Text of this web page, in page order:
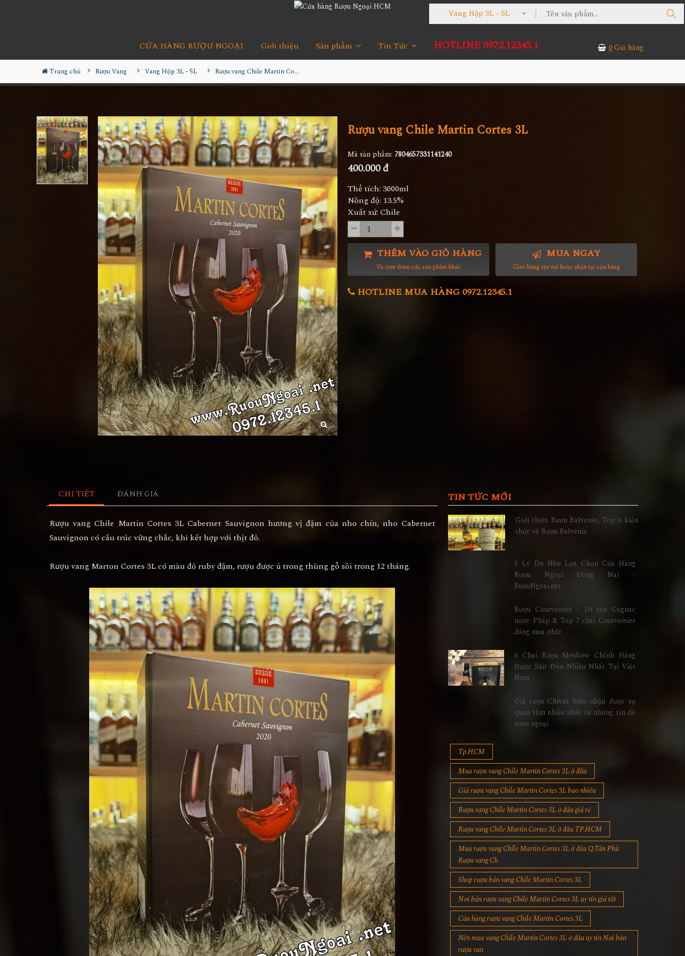
Vang Hộp 3L - 5L
CỬA HÀNG RƯỢU NGOẠI Giới thiệu Sản phẩm Tin Tức HOTLINE 0972.12345.1 0Giỏ hàng
Trang chủ Rượu Vang Vang Hộp 3L - 5L Rượu vang Chile Martin Cortes 3L
Rượu vang Chile Martin Cortes 3L
Mã sản phẩm: 7804657331141240
400.000 đ
Thể tích: 3000ml
Nồng độ: 13.5%
Xuất xứ: Chile
THÊM VÀO GIỎ HÀNG
Và xem thêm các sản phẩm khác
MUA NGAY
Giao hàng tận nơi hoặc nhận tại cửa hàng
HOTLINE MUA HÀNG 0972.12345.1
CHI TIẾT ĐÁNH GIÁ
Rượu vang Chile Martin Cortes 3L Cabernet Sauvignon hương vị đậm của nho chín, nho Cabernet
Sauvignon có cấu trúc vững chắc, khi kết hợp với thịt đỏ.
Rượu vang Marton Cortes 3L có màu đỏ ruby đậm, rượu được ủ trong thùng gỗ sồi trong 12 tháng.
TIN TỨC MỚI
Giới thiệu Rượu Balvenie, Top 6 kiến
thức về Rượu Balvenie
5 Lý Do Nên Lựa Chọn Cửa Hàng
Rượu Ngoại Đồng Nai –
RuouNgoai.net
Rượu Courvoisier – Di sản Cognac
nước Pháp & Top 7 chai Courvoisier
đáng mua nhất
6 Chai Rượu Meukow Chính Hãng
Được Săn Đón Nhiều Nhất Tại Việt
Nam
Giá rượu Chivas luôn nhận được sự
quan tâm nhiều nhất từ những tín đồ
rượu ngoại
Tp.HCM
Mua rượu vang Chile Martin Cortes 3L ở đâu
Giá rượu vang Chile Martin Cortes 3L bao nhiêu
Rượu vang Chile Martin Cortes 3L ở đâu giá rẻ
Rượu vang Chile Martin Cortes 3L ở đâu TP.HCM
Mua rượu vang Chile Martin Cortes 3L ở đâu Q.Tân Phú
Rượu vang Ch
Shop rượu bán vang Chile Martin Cortes 3L
Nơi bán rượu vang Chile Martin Cortes 3L uy tín giá tốt
Cửa hàng rượu vang Chile Martin Cortes 3L
Nên mua vang Chile Martin Cortes 3L ở đâu uy tín Nơi bán
rượu van